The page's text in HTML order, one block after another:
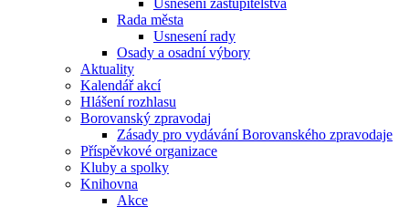
Usnesení zastupitelstva
Rada města
Usnesení rady
Osady a osadní výbory
Aktuality
Kalendář akcí
Hlášení rozhlasu
Borovanský zpravodaj
Zásady pro vydávání Borovanského zpravodaje
Příspěvkové organizace
Kluby a spolky
Knihovna
Akce